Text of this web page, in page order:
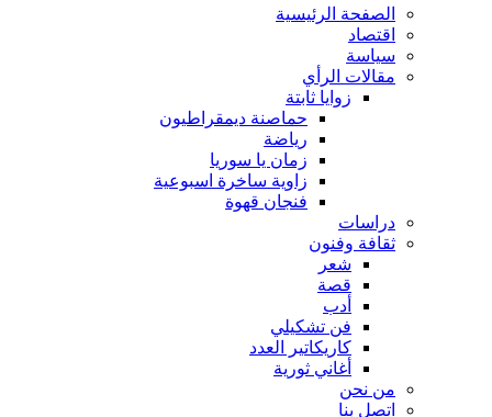
الصفحة الرئيسية
اقتصاد
سياسة
مقالات الرأي
زوايا ثابتة
حماصنة ديمقراطيون
رياضة
زمان يا سوريا
زاوية ساخرة اسبوعية
فنجان قهوة
دراسات
ثقافة وفنون
شعر
قصة
أدب
فن تشكيلي
كاريكاتير العدد
أغاني ثورية
من نحن
اتصل بنا